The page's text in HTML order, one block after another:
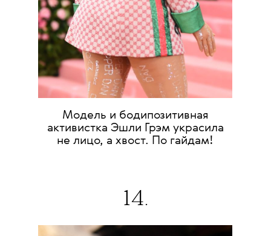
Модель и бодипозитивная
активистка Эшли Грэм украсила
не лицо, а хвост. По гайдам!
14.